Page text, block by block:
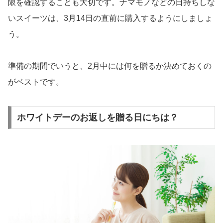
限を確認することも大切です。ナマモノなどの日持ちしな
いスイーツは、3月14日の直前に購入するようにしましょ
う。
準備の期間でいうと、2月中には何を贈るか決めておくの
がベストです。
ホワイトデーのお返しを贈る日にちは？